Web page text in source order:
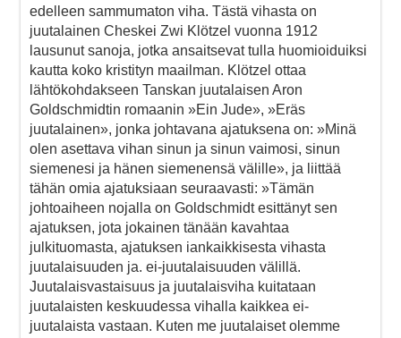
edelleen sammumaton viha. Tästä vihasta on
juutalainen Cheskei Zwi Klötzel vuonna 1912
lausunut sanoja, jotka ansaitsevat tulla huomioiduiksi
kautta koko kristityn maailman. Klötzel ottaa
lähtökohdakseen Tanskan juutalaisen Aron
Goldschmidtin romaanin »Ein Jude», »Eräs
juutalainen», jonka johtavana ajatuksena on: »Minä
olen asettava vihan sinun ja sinun vaimosi, sinun
siemenesi ja hänen siemenensä välille», ja liittää
tähän omia ajatuksiaan seuraavasti: »Tämän
johtoaiheen nojalla on Goldschmidt esittänyt sen
ajatuksen, jota jokainen tänään kavahtaa
julkituomasta, ajatuksen iankaikkisesta vihasta
juutalaisuuden ja. ei-juutalaisuuden välillä.
Juutalaisvastaisuus ja juutalaisviha kuitataan
juutalaisten keskuudessa vihalla kaikkea ei-
juutalaista vastaan. Kuten me juutalaiset olemme